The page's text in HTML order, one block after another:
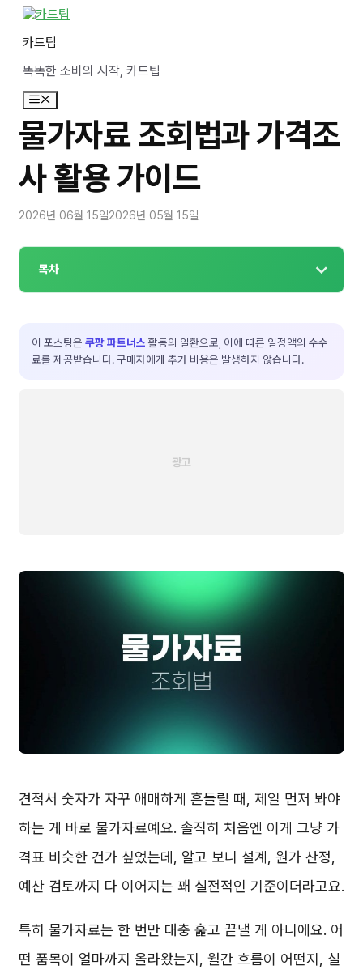
카드팁
똑똑한 소비의 시작, 카드팁
메
뉴
물가자료 조회법과 가격조
사 활용 가이드
2026년 06월 15일2026년 05월 15일
목차
이 포스팅은 쿠팡 파트너스 활동의 일환으로, 이에 따른 일정액의 수수
료를 제공받습니다. 구매자에게 추가 비용은 발생하지 않습니다.
견적서 숫자가 자꾸 애매하게 흔들릴 때, 제일 먼저 봐야
하는 게 바로 물가자료예요. 솔직히 처음엔 이게 그냥 가
격표 비슷한 건가 싶었는데, 알고 보니 설계, 원가 산정,
예산 검토까지 다 이어지는 꽤 실전적인 기준이더라고요.
특히 물가자료는 한 번만 대충 훑고 끝낼 게 아니에요. 어
떤 품목이 얼마까지 올라왔는지, 월간 흐름이 어떤지, 실